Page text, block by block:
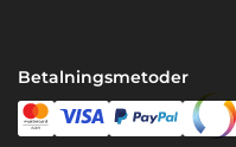
Betalningsmetoder